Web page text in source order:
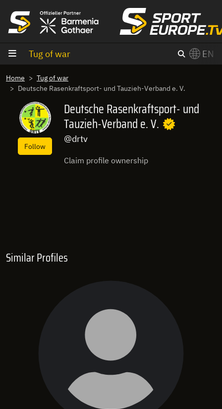
Tug of war EN
Home
Tug of war
Deutsche Rasenkraftsport- und Tauzieh-Verband e. V.
Follow
Deutsche Rasenkraftsport- und
Tauzieh-Verband e. V.
@drtv
Claim profile ownership
Similar Profiles